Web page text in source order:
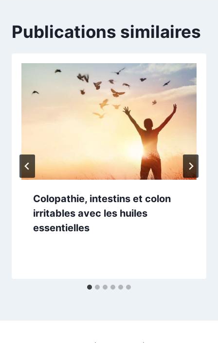
Publications similaires
Colopathie, intestins et colon
irritables avec les huiles
essentielles